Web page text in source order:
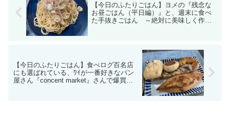
【今日のふたりごはん】ヨメの『残念な
お昼ごはん（平日編）』と、週末に食べ
た手抜きごはん ～絶対に美味しく作る
【今日のふたりごはん】食べログ百名店
にも選ばれている、ﾜｲが一番好きなパン
屋さん『concent market』さんで爆買